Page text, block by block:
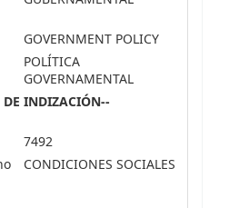
GOVERNMENT POLICY
POLÍTICA
GOVERNAMENTAL
INDIZACIÓN--
7492
CONDICIONES SOCIALES